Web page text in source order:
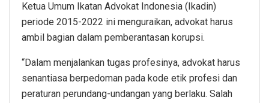
Ketua Umum Ikatan Advokat Indonesia (Ikadin)
periode 2015-2022 ini menguraikan, advokat harus
ambil bagian dalam pemberantasan korupsi.
“Dalam menjalankan tugas profesinya, advokat harus
senantiasa berpedoman pada kode etik profesi dan
peraturan perundang-undangan yang berlaku. Salah